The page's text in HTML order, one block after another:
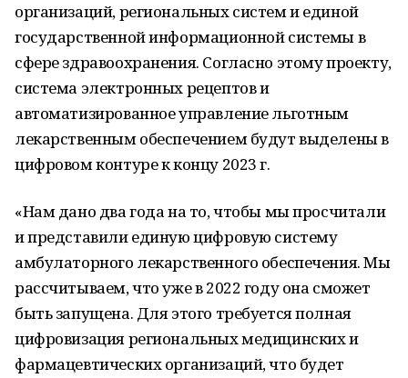
организаций, региональных систем и единой
государственной информационной системы в
сфере здравоохранения. Согласно этому проекту,
система электронных рецептов и
автоматизированное управление льготным
лекарственным обеспечением будут выделены в
цифровом контуре к концу 2023 г.
«Нам дано два года на то, чтобы мы просчитали
и представили единую цифровую систему
амбулаторного лекарственного обеспечения. Мы
рассчитываем, что уже в 2022 году она сможет
быть запущена. Для этого требуется полная
цифровизация региональных медицинских и
фармацевтических организаций, что будет